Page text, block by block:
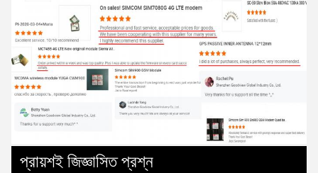
প্রায়শই জিজ্ঞাসিত প্রশ্ন